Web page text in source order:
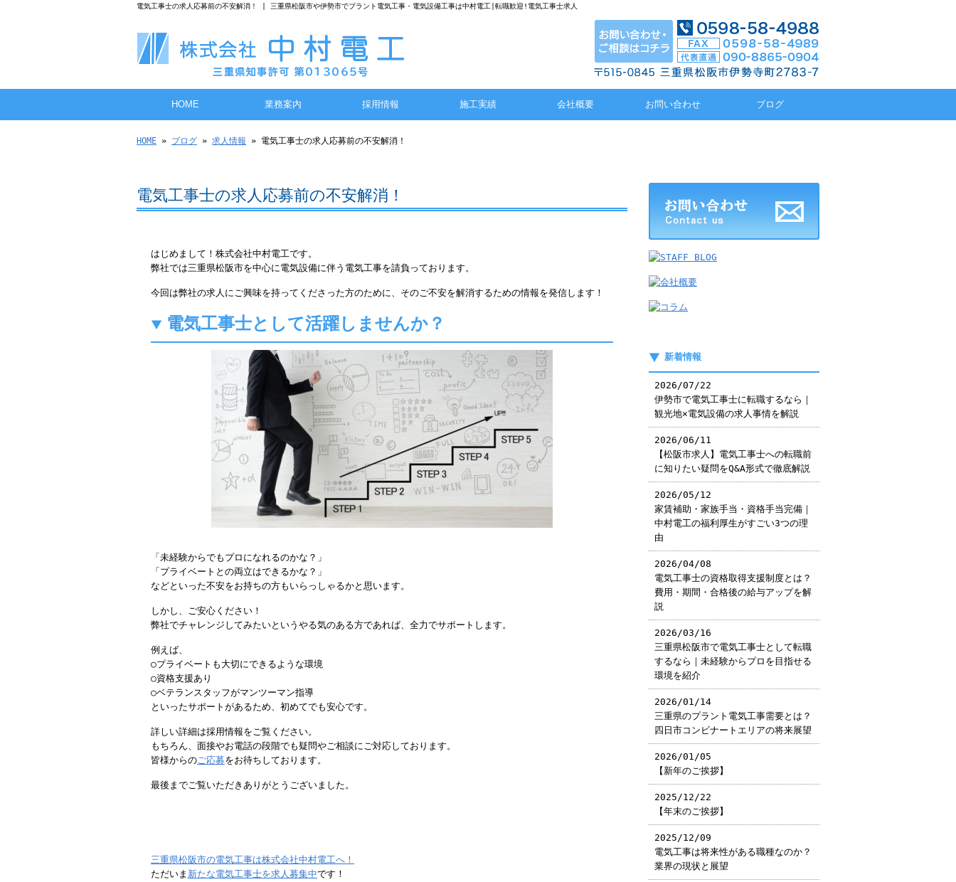
電気工事士の求人応募前の不安解消！ | 三重県松阪市や伊勢市でプラント電気工事・電気設備工事は中村電工|転職歓迎!電気工事士求人
HOME 業務案内 採用情報 施工実績 会社概要 お問い合わせ ブログ
HOME » ブログ » 求人情報 » 電気工事士の求人応募前の不安解消！
電気工事士の求人応募前の不安解消！
はじめまして！株式会社中村電工です。
弊社では三重県松阪市を中心に電気設備に伴う電気工事を請負っております。
今回は弊社の求人にご興味を持ってくださった方のために、そのご不安を解消するための情報を発信します！
電気工事士として活躍しませんか？
「未経験からでもプロになれるのかな？」
「プライベートとの両立はできるかな？」
などといった不安をお持ちの方もいらっしゃるかと思います。
しかし、ご安心ください！
弊社でチャレンジしてみたいというやる気のある方であれば、全力でサポートします。
例えば、
○プライベートも大切にできるような環境
○資格支援あり
○ベテランスタッフがマンツーマン指導
といったサポートがあるため、初めてでも安心です。
詳しい詳細は採用情報をご覧ください。
もちろん、面接やお電話の段階でも疑問やご相談にご対応しております。
皆様からのご応募をお待ちしております。
最後までご覧いただきありがとうございました。
三重県松阪市の電気工事は株式会社中村電工へ！
ただいま 新たな電気工事士を求人募集中です！
新着情報
2026/07/22
伊勢市で電気工事士に転職するなら｜
観光地×電気設備の求人事情を解説
2026/06/11
【松阪市求人】電気工事士への転職前
に知りたい疑問をQ&A形式で徹底解説
2026/05/12
家賃補助・家族手当・資格手当完備｜
中村電工の福利厚生がすごい3つの理
由
2026/04/08
電気工事士の資格取得支援制度とは？
費用・期間・合格後の給与アップを解
説
2026/03/16
三重県松阪市で電気工事士として転職
するなら｜未経験からプロを目指せる
環境を紹介
2026/01/14
三重県のプラント電気工事需要とは？
四日市コンビナートエリアの将来展望
2026/01/05
【新年のご挨拶】
2025/12/22
【年末のご挨拶】
2025/12/09
電気工事は将来性がある職種なのか？
業界の現状と展望